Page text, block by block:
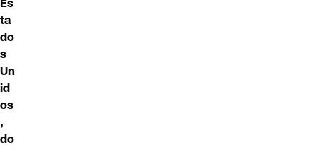
ta
do
s
Un
id
os
,
do